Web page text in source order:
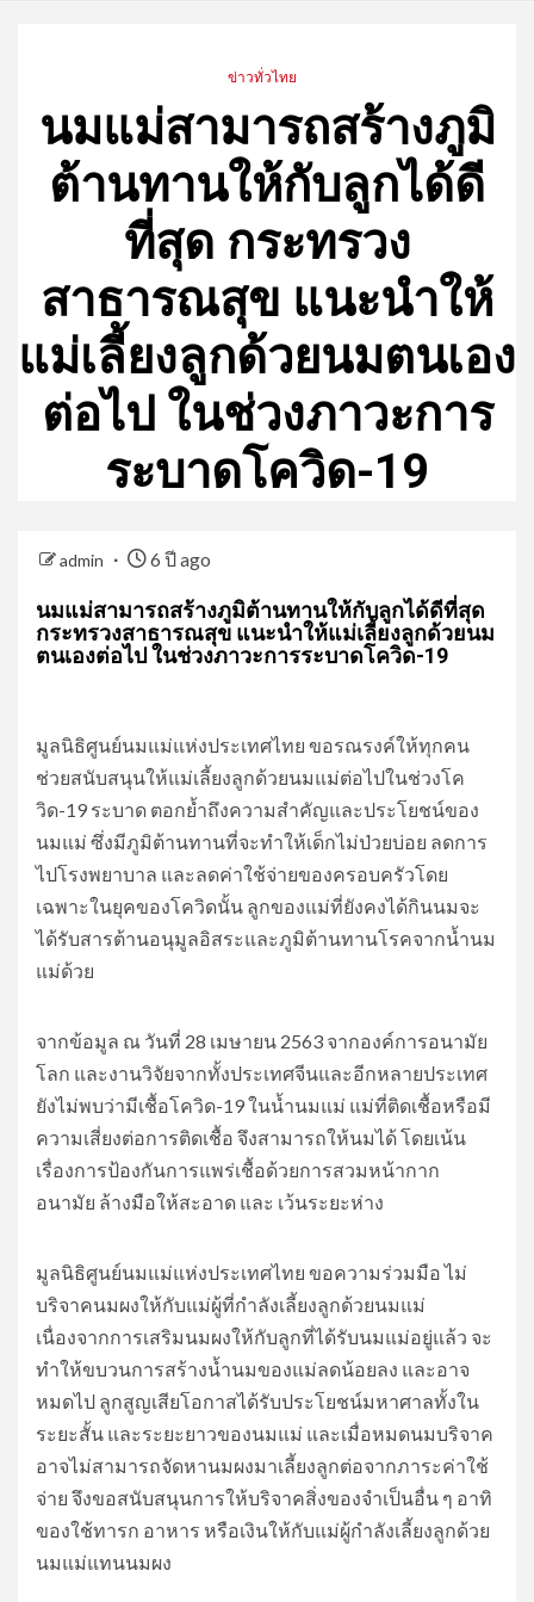
ข่าวทั่วไทย
นมแม่สามารถสร้างภูมิ
ต้านทานให้กับลูกได้ดี
ที่สุด กระทรวง
สาธารณสุข แนะนำให้
แม่เลี้ยงลูกด้วยนมตนเอง
ต่อไป ในช่วงภาวะการ
ระบาดโควิด-19
admin 6 ปี ago
นมแม่สามารถสร้างภูมิต้านทานให้กับลูกได้ดีที่สุด
กระทรวงสาธารณสุข แนะนำให้แม่เลี้ยงลูกด้วยนม
ตนเองต่อไป ในช่วงภาวะการระบาดโควิด-19
มูลนิธิศูนย์นมแม่แห่งประเทศไทย ขอรณรงค์ให้ทุกคน
ช่วยสนับสนุนให้แม่เลี้ยงลูกด้วยนมแม่ต่อไปในช่วงโค
วิด-19 ระบาด ตอกย้ำถึงความสำคัญและประโยชน์ของ
นมแม่ ซึ่งมีภูมิต้านทานที่จะทำให้เด็กไม่ป่วยบ่อย ลดการ
ไปโรงพยาบาล และลดค่าใช้จ่ายของครอบครัวโดย
เฉพาะในยุคของโควิดนั้น ลูกของแม่ที่ยังคงได้กินนมจะ
ได้รับสารต้านอนุมูลอิสระและภูมิต้านทานโรคจากน้ำนม
แม่ด้วย
จากข้อมูล ณ วันที่ 28 เมษายน 2563 จากองค์การอนามัย
โลก และงานวิจัยจากทั้งประเทศจีนและอีกหลายประเทศ
ยังไม่พบว่ามีเชื้อโควิด-19 ในน้ำนมแม่ แม่ที่ติดเชื้อหรือมี
ความเสี่ยงต่อการติดเชื้อ จึงสามารถให้นมได้ โดยเน้น
เรื่องการป้องกันการแพร่เชื้อด้วยการสวมหน้ากาก
อนามัย ล้างมือให้สะอาด และ เว้นระยะห่าง
มูลนิธิศูนย์นมแม่แห่งประเทศไทย ขอความร่วมมือ ไม่
บริจาคนมผงให้กับแม่ผู้ที่กำลังเลี้ยงลูกด้วยนมแม่
เนื่องจากการเสริมนมผงให้กับลูกที่ได้รับนมแม่อยู่แล้ว จะ
ทำให้ขบวนการสร้างน้ำนมของแม่ลดน้อยลง และอาจ
หมดไป ลูกสูญเสียโอกาสได้รับประโยชน์มหาศาลทั้งใน
ระยะสั้น และระยะยาวของนมแม่ และเมื่อหมดนมบริจาค
อาจไม่สามารถจัดหานมผงมาเลี้ยงลูกต่อจากภาระค่าใช้
จ่าย จึงขอสนับสนุนการให้บริจาคสิ่งของจำเป็นอื่น ๆ อาทิ
ของใช้ทารก อาหาร หรือเงินให้กับแม่ผู้กำลังเลี้ยงลูกด้วย
นมแม่แทนนมผง